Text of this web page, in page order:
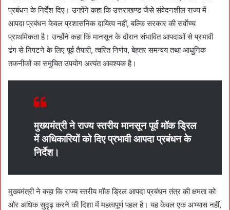
प्रबंधन के निर्देश दिए। उन्होंने कहा कि उत्तराखण्ड जैसे संवेदनशील राज्य में
आपदा प्रबंधन केवल प्रशासनिक दायित्व नहीं, बल्कि सरकार की सर्वाेच्च
प्राथमिकता है। उन्होंने कहा कि मानसून के दौरान संभावित आपदाओं से प्रभावी
ढंग से निपटने के लिए पूर्व तैयारी, त्वरित निर्णय, बेहतर समन्वय तथा आधुनिक
तकनीकों का समुचित उपयोग अत्यंत आवश्यक है।
मुख्यमंत्री ने राज्य स्तरीय मानसून पूर्व मॉक ड्रिल
में अधिकारियों को दिए प्रभावी आपदा प्रबंधन के
निर्देश।
मुख्यमंत्री ने कहा कि राज्य स्तरीय मॉक ड्रिल आपदा प्रबंधन तंत्र की क्षमता को
और अधिक सुदृढ़ करने की दिशा में महत्वपूर्ण पहल है। यह केवल एक अभ्यास नहीं,